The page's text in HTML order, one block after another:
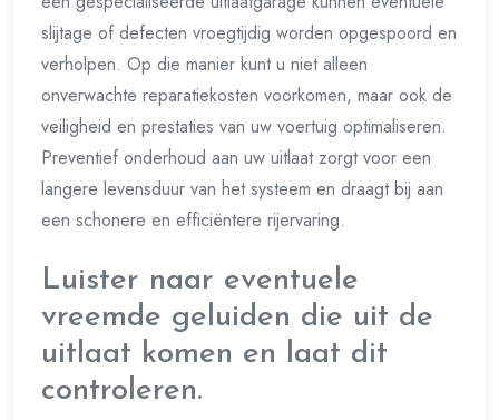
slijtage of defecten vroegtijdig worden opgespoord en
verholpen. Op die manier kunt u niet alleen
onverwachte reparatiekosten voorkomen, maar ook de
veiligheid en prestaties van uw voertuig optimaliseren.
Preventief onderhoud aan uw uitlaat zorgt voor een
langere levensduur van het systeem en draagt bij aan
een schonere en efficiëntere rijervaring.
Luister naar eventuele
vreemde geluiden die uit de
uitlaat komen en laat dit
controleren.